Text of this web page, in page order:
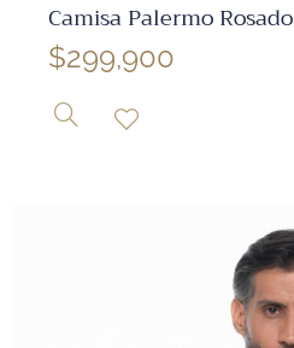
Camisa Palermo Rosado
$299,900